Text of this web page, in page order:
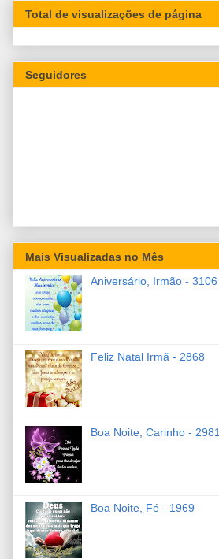
Total de visualizações de página
Seguidores
Mais Visualizadas no Mês
Aniversário, Irmão - 3106
Feliz Natal Irmã - 2868
Boa Noite, Carinho - 2981
Boa Noite, Fé - 1969